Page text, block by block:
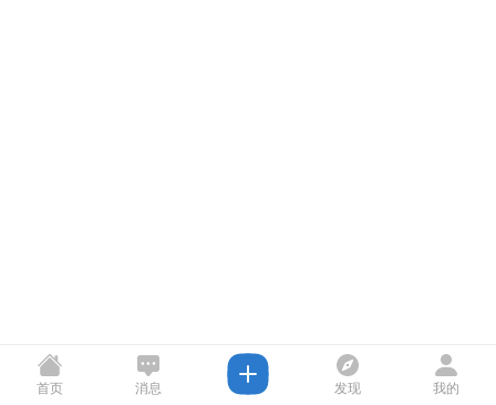
首页 消息 发现 我的